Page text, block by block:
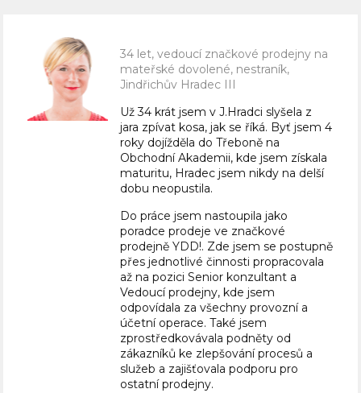
34 let, vedoucí značkové prodejny na
mateřské dovolené, nestraník,
Jindřichův Hradec III
Už 34 krát jsem v J.Hradci slyšela z
jara zpívat kosa, jak se říká. Byť jsem 4
roky dojížděla do Třeboně na
Obchodní Akademii, kde jsem získala
maturitu, Hradec jsem nikdy na delší
dobu neopustila.
Do práce jsem nastoupila jako
poradce prodeje ve značkové
prodejně YDD!. Zde jsem se postupně
přes jednotlivé činnosti propracovala
až na pozici Senior konzultant a
Vedoucí prodejny, kde jsem
odpovídala za všechny provozní a
účetní operace. Také jsem
zprostředkovávala podněty od
zákazníků ke zlepšování procesů a
služeb a zajišťovala podporu pro
ostatní prodejny.